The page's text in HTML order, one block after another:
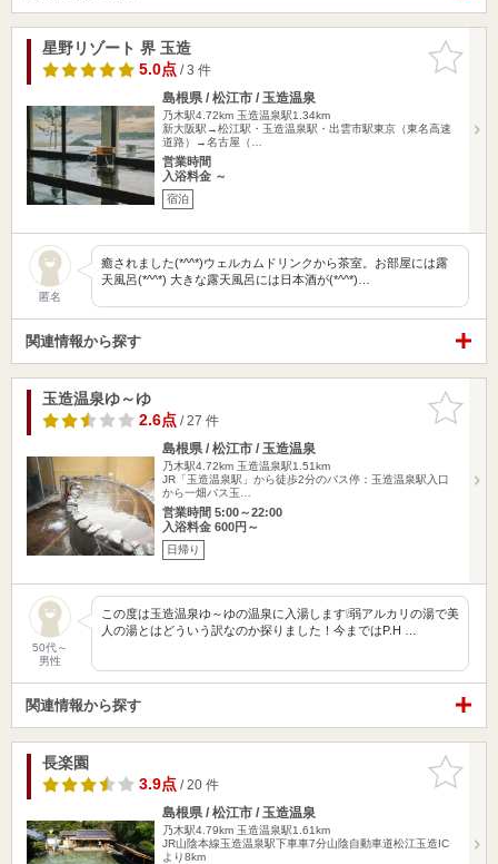
お気に入
りに追加
星野リゾート 界 玉造
5.0点/ 3 件
島根県 / 松江市 / 玉造温泉
乃木駅4.72km 玉造温泉駅1.34km
新大阪駅→松江駅・玉造温泉駅・出雲市駅東京（東名高速
道路）→名古屋（…
営業時間
入浴料金 ～
宿泊
匿名
癒されました(*^^*)ウェルカムドリンクから茶室。お部屋には露
天風呂(*^^*) 大きな露天風呂には日本酒が(*^^*)…
関連情報から探す
お気に入
りに追加
玉造温泉ゆ～ゆ
2.6点/ 27 件
島根県 / 松江市 / 玉造温泉
乃木駅4.72km 玉造温泉駅1.51km
JR「玉造温泉駅」から徒歩2分のバス停：玉造温泉駅入口
から一畑バス玉…
営業時間 5:00～22:00
入浴料金 600円～
日帰り
50代～
男性
この度は玉造温泉ゆ～ゆの温泉に入湯します❕弱アルカリの湯で美
人の湯とはどういう訳なのか探りました！今まではP.H …
関連情報から探す
お気に入
りに追加
長楽園
3.9点/ 20 件
島根県 / 松江市 / 玉造温泉
乃木駅4.79km 玉造温泉駅1.61km
JR山陰本線玉造温泉駅下車車7分山陰自動車道松江玉造IC
より8km